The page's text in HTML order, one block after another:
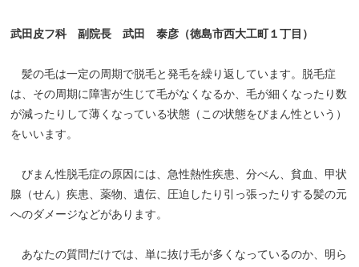
武田皮フ科 副院長 武田 泰彦（徳島市西大工町１丁目）
髪の毛は一定の周期で脱毛と発毛を繰り返しています。脱毛症
は、その周期に障害が生じて毛がなくなるか、毛が細くなったり数
が減ったりして薄くなっている状態（この状態をびまん性という）
をいいます。
びまん性脱毛症の原因には、急性熱性疾患、分べん、貧血、甲状
腺（せん）疾患、薬物、遺伝、圧迫したり引っ張ったりする髪の元
へのダメージなどがあります。
あなたの質問だけでは、単に抜け毛が多くなっているのか、明ら